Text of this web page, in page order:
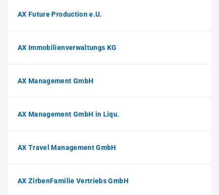
AX Future Production e.U.
AX Immobilienverwaltungs KG
AX Management GmbH
AX Management GmbH in Liqu.
AX Travel Management GmbH
AX ZirbenFamilie Vertriebs GmbH